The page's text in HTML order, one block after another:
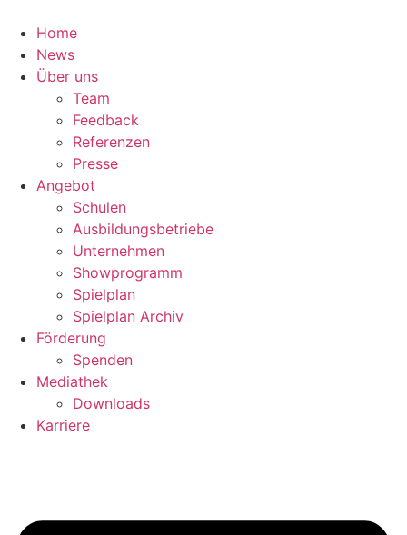
Inhalt
springen
Home
News
Über uns
Team
Feedback
Referenzen
Presse
Angebot
Schulen
Ausbildungsbetriebe
Unternehmen
Showprogramm
Spielplan
Spielplan Archiv
Förderung
Spenden
Mediathek
Downloads
Karriere